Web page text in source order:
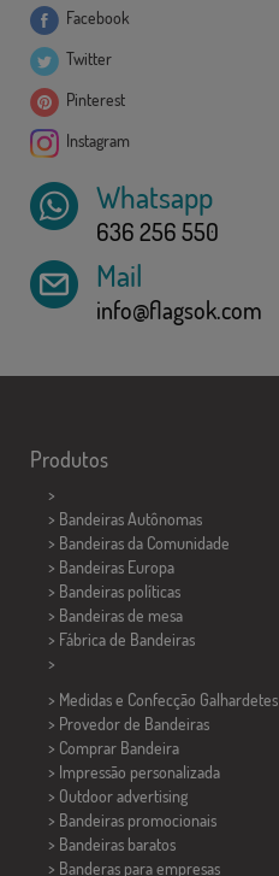
Facebook
Twitter
Pinterest
Instagram
Whatsapp
636 256 550
Mail
info@flagsok.com
Produtos
>
> Bandeiras Autônomas
> Bandeiras da Comunidade
> Bandeiras Europa
> Bandeiras políticas
> Bandeiras de mesa
> Fábrica de Bandeiras
>
> Medidas e Confecção Galhardetes
> Provedor de Bandeiras
> Comprar Bandeira
> Impressão personalizada
> Outdoor advertising
> Bandeiras promocionais
> Bandeiras baratos
> Banderas para empresas